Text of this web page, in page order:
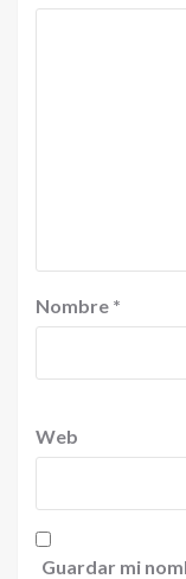
Nombre *
Web
Guardar mi